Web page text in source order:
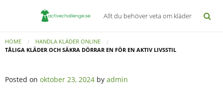
Allt du behöver veta om kläder
HOME
HANDLA KLÄDER ONLINE
TÅLIGA KLÄDER OCH SÄKRA DÖRRAR EN FÖR EN AKTIV LIVSSTIL
Posted on oktober 23, 2024 by admin